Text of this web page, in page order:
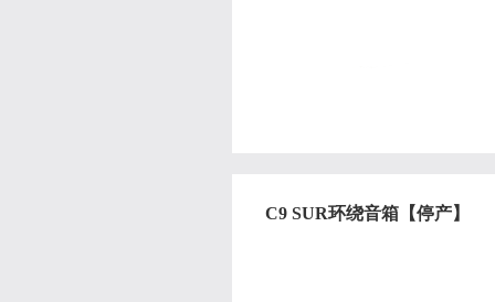
C9 SUR环绕音箱【停产】